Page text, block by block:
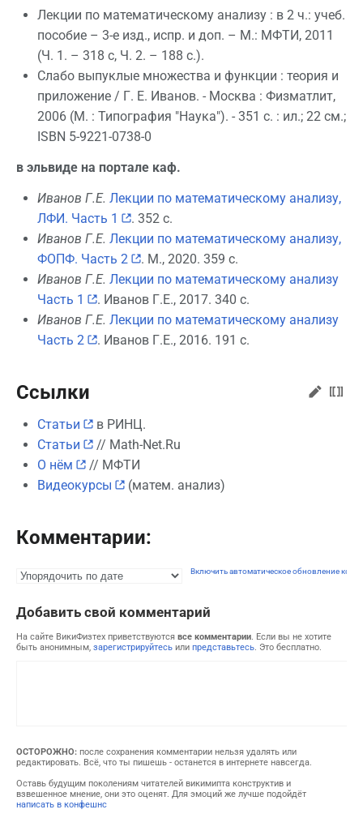
Лекции по математическому анализу : в 2 ч.: учеб.
пособие – 3-е изд., испр. и доп. – М.: МФТИ, 2011
(Ч. 1. – 318 с, Ч. 2. – 188 с.).
Слабо выпуклые множества и функции : теория и
приложение / Г. Е. Иванов. - Москва : Физматлит,
2006 (М. : Типография "Наука"). - 351 с. : ил.; 22 см.;
ISBN 5-9221-0738-0
в эльвиде на портале каф.
Иванов Г.Е. Лекции по математическому анализу,
ЛФИ. Часть 1
. 352 с.
Иванов Г.Е. Лекции по математическому анализу,
ФОПФ. Часть 2
. М., 2020. 359 с.
Иванов Г.Е. Лекции по математическому анализу
Часть 1
. Иванов Г.Е., 2017. 340 с.
Иванов Г.Е. Лекции по математическому анализу
Часть 2
. Иванов Г.Е., 2016. 191 с.
Ссылки
Статьи
в РИНЦ.
Статьи
// Math-Net.Ru
О нём
// МФТИ
Видеокурсы
(матем. анализ)
Комментарии:
Включить автоматическое обновление
Добавить свой комментарий
На сайте ВикиФизтех приветствуются все комментарии. Если вы не хотите
быть анонимным, зарегистрируйтесь или представьтесь. Это бесплатно.
ОСТОРОЖНО: после сохранения комментарии нельзя удалять или
редактировать. Всё, что ты пишешь - останется в интернете навсегда.
Оставь будущим поколениям читателей викимипта конструктив и
взвешенное мнение, они это оценят. Для эмоций же лучше подойдёт
написать в конфешнс